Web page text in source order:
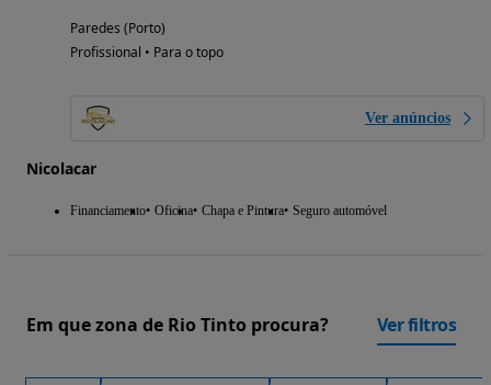
Paredes (Porto)
Profissional • Para o topo
Ver anúncios
Nicolacar
Financiamento Oficina Chapa e Pintura Seguro automóvel
Em que zona de Rio Tinto procura? Ver filtros